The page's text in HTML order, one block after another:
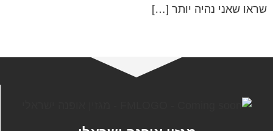
שראו שאני נהיה יותר […]